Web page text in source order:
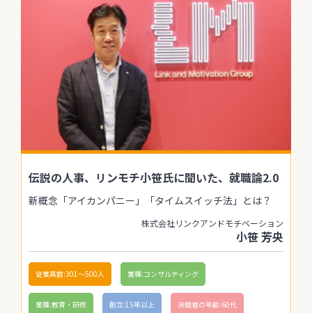
伝説の人事、リンモチ小笹氏に聞いた、就職論2.0
新概念「アイカンパニー」「タイムスイッチ法」とは？
株式会社リンクアンドモチベーション
小笹 芳央
従業員数:301〜500人 業種:コンサルティング
業種:教育・研修 創立:15年以上 決裁者の年齢:60代